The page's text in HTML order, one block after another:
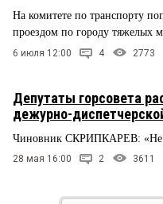
На комитете по транспорту
проездом по городу тяжелых
6 июля 12:00 4 2773
Депутаты горсовета
дежурно-
Чиновник СКРИПКАРЕВ: «Не
28 мая 16:00 2 3611